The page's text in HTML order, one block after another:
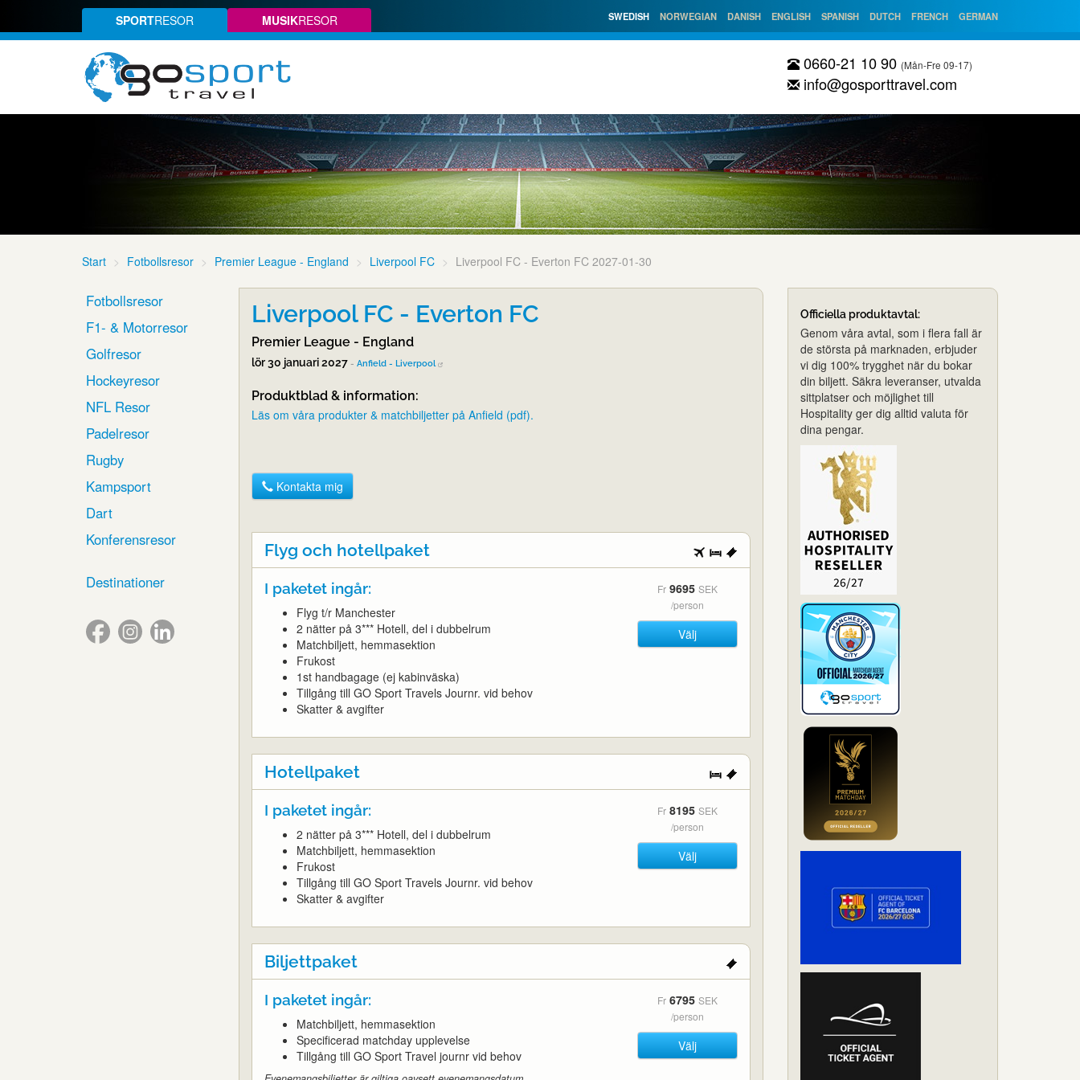
SPORTRESOR MUSIKRESOR SWEDISH NORWEGIAN DANISH ENGLISH SPANISH DUTCH FRENCH GERMAN
0660-21 10 90 (Mån-Fre 09-17)
info@gosporttravel.com
Start Fotbollsresor Premier League - England Liverpool FC Liverpool FC - Everton FC 2027-01-30
Fotbollsresor
F1- & Motorresor
Golfresor
Hockeyresor
NFL Resor
Padelresor
Rugby
Kampsport
Dart
Konferensresor
Destinationer
Liverpool FC - Everton FC
Premier League - England
lör 30 januari 2027 - Anfield - Liverpool
Produktblad & information:
Läs om våra produkter & matchbiljetter på Anfield (pdf).
Kontakta mig
Flyg och hotellpaket
I paketet ingår:
Flyg t/r Manchester
2 nätter på 3*** Hotell, del i dubbelrum
Matchbiljett, hemmasektion
Frukost
1st handbagage (ej kabinväska)
Tillgång till GO Sport Travels Journr. vid behov
Skatter & avgifter
Fr 9695 SEK
/person
Välj
Hotellpaket
I paketet ingår:
2 nätter på 3*** Hotell, del i dubbelrum
Matchbiljett, hemmasektion
Frukost
Tillgång till GO Sport Travels Journr. vid behov
Skatter & avgifter
Fr 8195 SEK
/person
Välj
Biljettpaket
I paketet ingår:
Matchbiljett, hemmasektion
Specificerad matchday upplevelse
Tillgång till GO Sport Travel journr vid behov
Fr 6795 SEK
/person
Välj
Officiella produktavtal:
Genom våra avtal, som i flera fall är
de största på marknaden, erbjuder
vi dig 100% trygghet när du bokar
din biljett. Säkra leveranser, utvalda
sittplatser och möjlighet till
Hospitality ger dig alltid valuta för
dina pengar.